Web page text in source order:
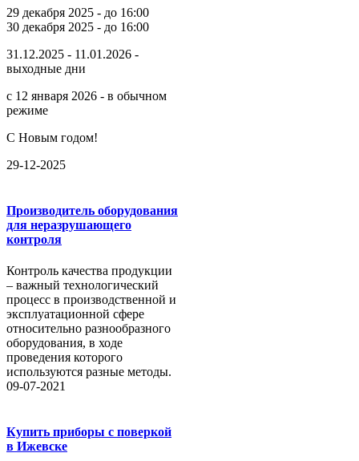
29 декабря 2025 - до 16:00
30 декабря 2025 - до 16:00
31.12.2025 - 11.01.2026 -
выходные дни
с 12 января 2026 - в обычном
режиме
С Новым годом!
29-12-2025
Производитель оборудования
для неразрушающего
контроля
Контроль качества продукции
– важный технологический
процесс в производственной и
эксплуатационной сфере
относительно разнообразного
оборудования, в ходе
проведения которого
используются разные методы.
09-07-2021
Купить приборы с поверкой
в Ижевске